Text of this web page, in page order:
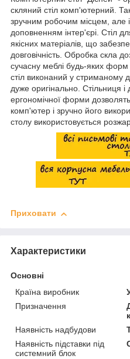
скляний стіл комп'ютерний.
зручним робочим місцем, але
доповненням інтер'єрі. Стіл
якісних матеріалів, що
довговічність. Обробка скла
сучасну меблі будь-яких форм
стіл виконаний у стриманому
дуже оригінально. Стільниця і
ергономічної форми
комп'ютер і зручно його
столу використовується
Приховати
Характеристики
Основні
Країна виробник
Призначення
Наявність надбудови
Наявність підставки під
системний блок